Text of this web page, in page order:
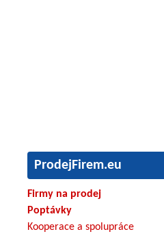
ProdejFirem.eu
Firmy na prodej
Poptávky
Kooperace a spolupráce